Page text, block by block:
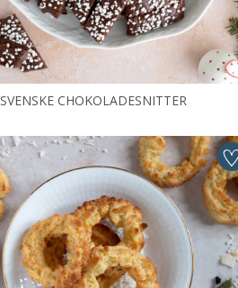
SVENSKE CHOKOLADESNITTER